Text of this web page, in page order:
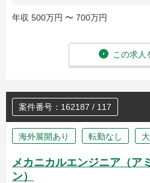
年収 500万円 〜 700万円
この求人
案件番号：162187 / 117
海外展開あり 転勤なし
メカニカルエンジニア（ア
ン）